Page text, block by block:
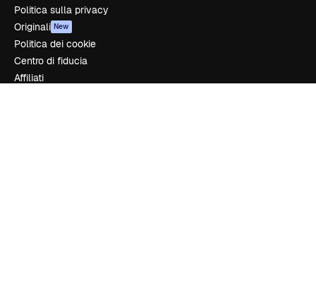
Politica sulla privacy
Originali New
Politica dei cookie
Centro di fiducia
Affiliati